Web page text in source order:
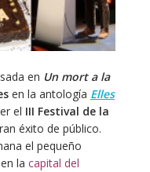
en Un mort a la
en la antología Elles
el III Festival de la
éxito de público.
el pequeño
la capital del